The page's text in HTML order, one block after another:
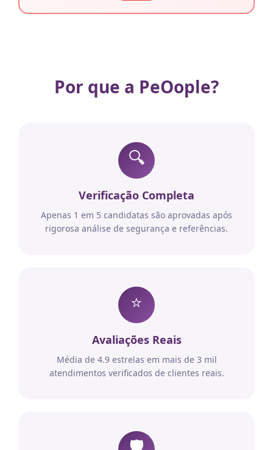
Por que a PeOople?
🔍
Verificação Completa
Apenas 1 em 5 candidatas são aprovadas após
rigorosa análise de segurança e referências.
⭐
Avaliações Reais
Média de 4.9 estrelas em mais de 3 mil
atendimentos verificados de clientes reais.